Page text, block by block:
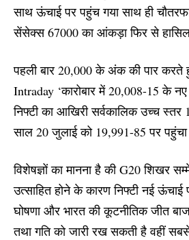
साथ ऊंचाई पर पहुंच गया साथ ही
सेंसेक्स 67000 का आंकड़ा फिर से
पहली बार 20,000 के अंक की पार करते
Intraday ‘कारोबार में 20,008-15 के नए
निफ्टी का आखिरी सर्वकालिक उच्च
साल 20 जुलाई को 19,991-85 पर पहुंचा
विशेषज्ञों का मानना है कीG20 शिखर
उत्साहित होने के कारण निफ्टी नई ऊंचाई
घोषणा और भारत की कूटनीतिक जीत
तथा गति को जारी रख सकती है वहीं